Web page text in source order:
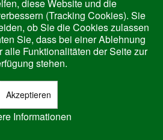
Nach oben
diese Website und die
(Tracking Cookies). Sie
ob Sie die Cookies zulassen
Sie, dass bei einer Ablehnung
alle Funktionalitäten der Seite zur
stehen.
Akzeptieren
Informationen